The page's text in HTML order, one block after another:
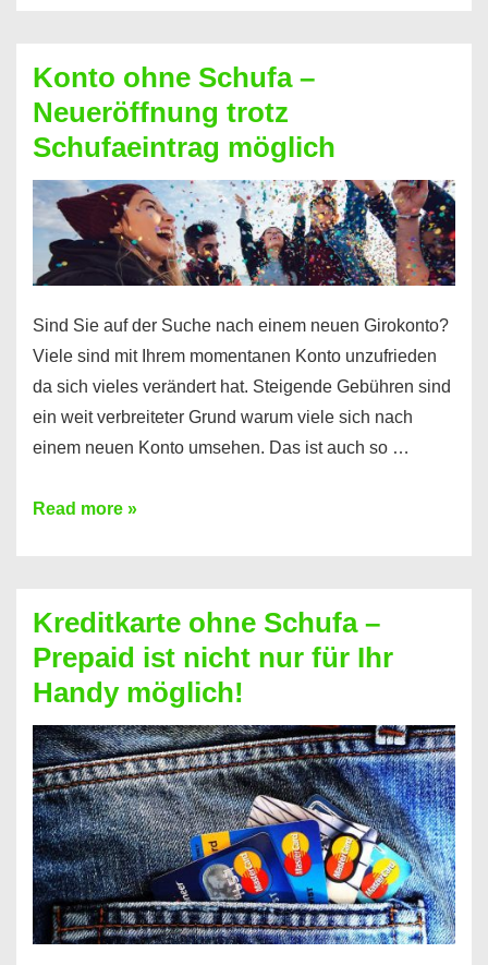
Sie
einen
Kredit
ohne
Einkommensnachweis
Konto ohne Schufa –
Neueröffnung trotz
Schufaeintrag möglich
Sind Sie auf der Suche nach einem neuen Girokonto?
Viele sind mit Ihrem momentanen Konto unzufrieden
da sich vieles verändert hat. Steigende Gebühren sind
ein weit verbreiteter Grund warum viele sich nach
einem neuen Konto umsehen. Das ist auch so …
Konto
Neueröffnung
trotz
Schufaeintrag
möglich
Read more »
Kreditkarte ohne Schufa –
Prepaid ist nicht nur für Ihr
Handy möglich!